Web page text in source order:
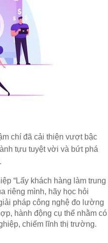
chí đã cải thiện vượt bậc
tựu tuyệt vời và bứt phá
“Lấy khách hàng làm trung
riêng mình, hãy học hỏi
pháp công nghệ đo lường
hành động cụ thể nhằm có
chiếm lĩnh thị trường.